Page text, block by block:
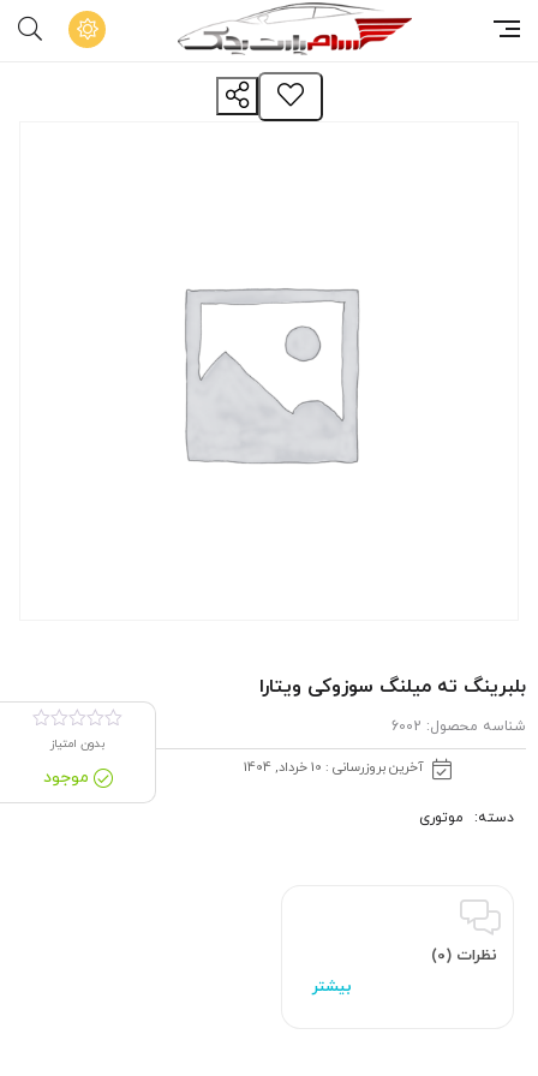
بلبرینگ ته میلنگ سوزوکی ویتارا
شناسه محصول: 6002
آخرین بروزرسانی : 10 خرداد, 1404
بدون امتیاز
موجود
دسته: موتوری
نظرات (0)